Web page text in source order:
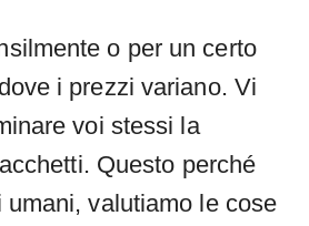
o per un certo
i prezzi variano. Vi
voi stessi la
Questo perché
umani, valutiamo le cose